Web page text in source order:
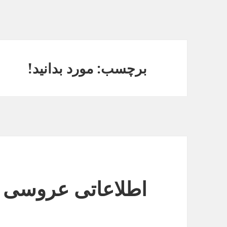
برچسب: مورد بدانید!
اطلاعاتی عروسی